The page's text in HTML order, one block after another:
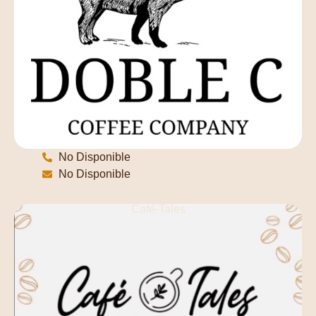
No Disponible
No Disponible
Café-Tales